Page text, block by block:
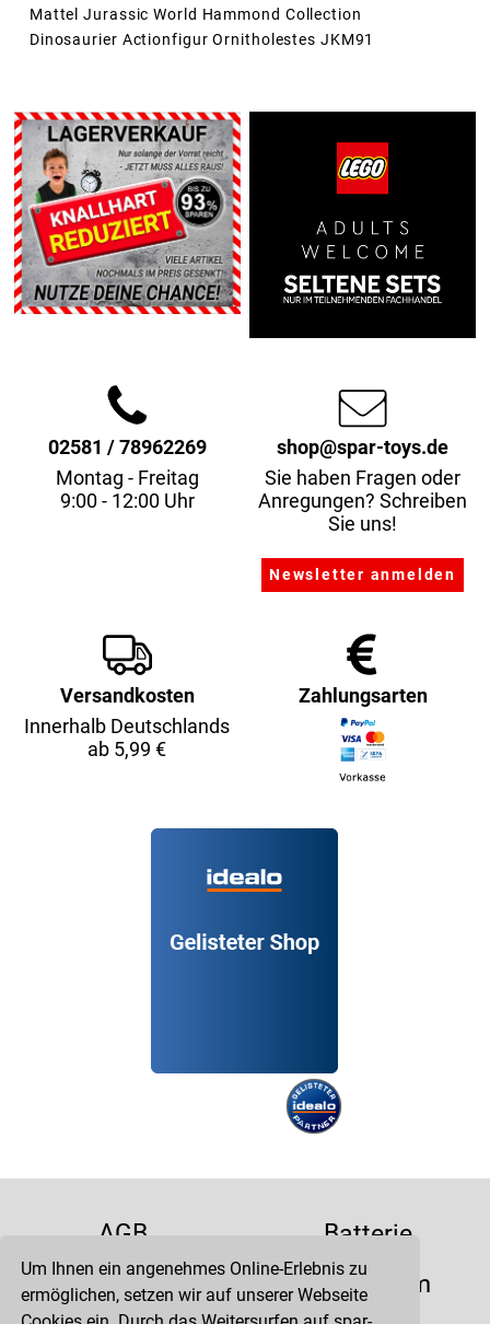
Um Ihnen ein angenehmes Online-Erlebnis zu
ermöglichen, setzen wir auf unserer Webseite
Mattel Jurassic World Hammond Collection
Dinosaurier Actionfigur Ornitholestes JKM91
02581 / 78962269
Montag - Freitag
9:00 - 12:00 Uhr
shop@spar-toys.de
Sie haben Fragen oder
Anregungen? Schreiben
Sie uns!
Versandkosten
Innerhalb Deutschlands
ab 5,99 €
Zahlungsarten
AGB
Batterie
Datenschutz
Impressum